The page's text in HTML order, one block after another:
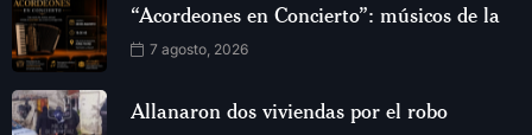
“Acordeones en Concierto”: músicos de la
7 agosto, 2026
Allanaron dos viviendas por el robo